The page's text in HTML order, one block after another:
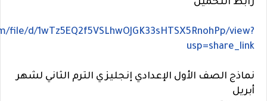
رابط التحميل
d/1wTz5EQ2f5VSLhwOJGK33sHTSX5RnohPp/view?
usp=share_link
نماذج الصف الأول الإعدادي إنجليزي الترم الثاني لشهر
أبريل